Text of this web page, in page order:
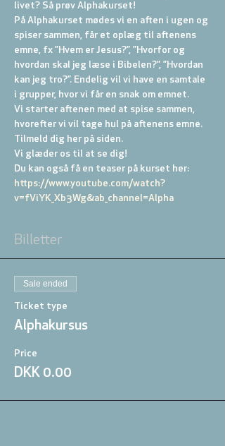
livet? Så prøv Alphakurset!
På Alphakurset mødes vi en aften i ugen og
spiser sammen, får et oplæg til aftenens
emne, fx ”Hvem er Jesus?”, ”Hvorfor og
hvordan skal jeg læse i Bibelen?”, ”Hvordan
kan jeg tro?”. Endelig vil vi have en samtale
i grupper, hvor vi får en snak om emnet.
Vi starter aftenen med at spise sammen,
hvorefter vi vil tage hul på aftenens emne.
Tilmeld dig her på siden.
Vi glæder os til at se dig!
Du kan også få en teaser på kurset her:
https://www.youtube.com/watch?
v=fViYK_Xb3Wg&ab_channel=Alpha
Billetter
Sale ended
Ticket type
Alphakursus
Price
DKK 0.00